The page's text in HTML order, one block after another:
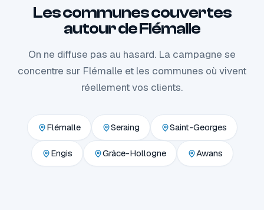
Les communes couvertes
autour de Flémalle
On ne diffuse pas au hasard. La campagne se
concentre sur Flémalle et les communes où vivent
réellement vos clients.
Flémalle Seraing Saint-Georges
Engis Grâce-Hollogne Awans